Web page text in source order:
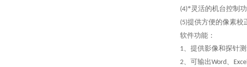
(4)*灵活的机台控制
(5)提供方便的像素校
软件功能 ：
1、 提供影像和探针
2、 可输出Word、